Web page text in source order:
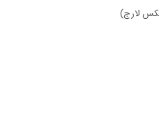
لارج)